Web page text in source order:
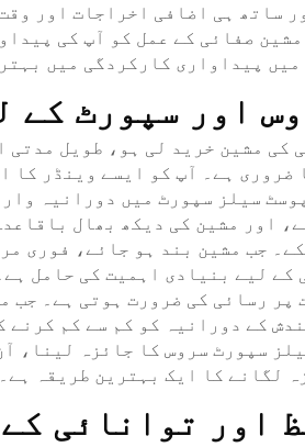
ساتھ ہی اضافی اخراجات اور
صفائی کے عمل کو آپ کی
پیداواری کارکردگی میں
اور سپورٹ کے
کی مشین خرید لی ہو، طویل
ضروری ہے۔ آپ کو ایسے وینڈر کا
سیلز سپورٹ میں دورانیہ
اور مشین کی دیکھ بھال
جب مشین بند ہو جائے، فوری
کے لیے بنیادی اہمیت کی حامل
پر رسائی کی ضرورت ہوتی ہے۔ جب
کے دورانیہ کو کم سے کم
سپورٹ سروس کا جائزہ لینا،
لگانے کا ایک بہترین طریقہ ہے۔
اور توانائی